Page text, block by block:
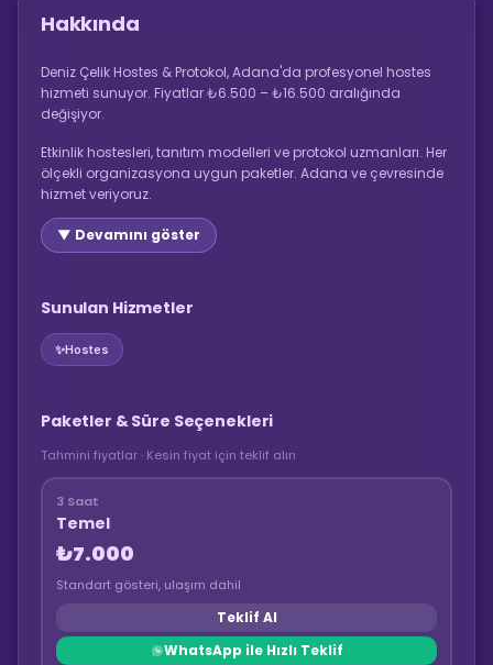
Hakkında
Deniz Çelik Hostes & Protokol, Adana'da profesyonel hostes
hizmeti sunuyor. Fiyatlar ₺6.500 – ₺16.500 aralığında
değişiyor.
Etkinlik hostesleri, tanıtım modelleri ve protokol uzmanları. Her
ölçekli organizasyona uygun paketler. Adana ve çevresinde
hizmet veriyoruz.
▼ Devamını göster
Sunulan Hizmetler
✨Hostes
Paketler & Süre Seçenekleri
Tahmini fiyatlar · Kesin fiyat için teklif alın
3 Saat
Temel
₺7.000
Standart gösteri, ulaşım dahil
Teklif Al
WhatsApp ile Hızlı Teklif